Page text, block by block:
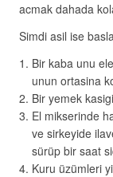
acmak dahada
Simdi asil ise
Bir kaba unu
unun ortasina
Bir yemek
El mikserinde
ve sirkeyide
sürüp bir saat
Kuru üzümleri